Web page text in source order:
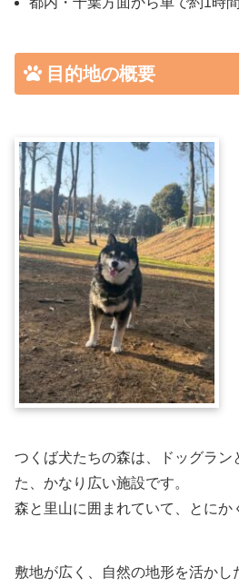
目的地の概要
つくば犬たちの森は、ドッグラン
た、かなり広い施設です。
森と里山に囲まれていて、とにか
敷地が広く、自然の地形を活かし